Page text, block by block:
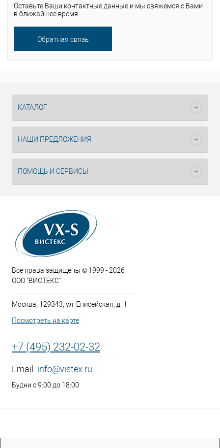
Оставьте Ваши контактные данные и мы свяжемся с Вами
в ближайшее время
Обратная связь
КАТАЛОГ
НАШИ ПРЕДЛОЖЕНИЯ
ПОМОЩЬ И СЕРВИСЫ
Все права защищены © 1999 - 2026
ООО "ВИСТЕКС"
Москва, 129343, ул. Енисейская, д. 1
Посмотреть на карте
+7 (495) 232-02-32
Email: info@vistex.ru
Будни с 9:00 до 18:00